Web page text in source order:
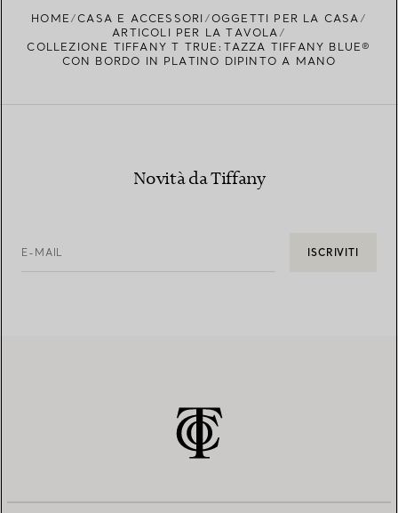
HOME CASA E ACCESSORI
OGGETTI PER LA CASA
ARTICOLI PER LA TAVOLA
COLLEZIONE TIFFANY T TRUE:TAZZA TIFFANY BLUE®
CON BORDO IN PLATINO DIPINTO A MANO
Novità da Tiffany
E-MAIL ISCRIVITI